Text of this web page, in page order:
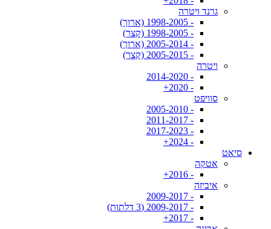
גרנד ויטרה
- 1998-2005 (ארוך)
- 1998-2005 (קצר)
- 2005-2014 (ארוך)
- 2005-2015 (קצר)
ויטרה
- 2014-2020
- 2020+
סוויפט
- 2005-2010
- 2011-2017
- 2017-2023
- 2024+
סיאט
אטקה
- 2016+
איביזה
- 2009-2017
- 2009-2017 (3 דלתות)
- 2017+